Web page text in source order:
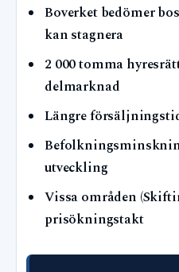
Boverket bedömer
kan stagnera
2 000 tomma
delmarknad
Längre
utveckling
Vissa områden
prisökningstakt